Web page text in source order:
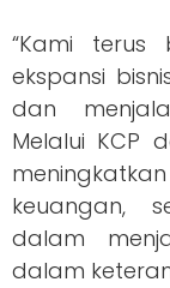
“Kami terus
ekspansi
dan
Melalui KCP
keuangan,
dalam
dalam